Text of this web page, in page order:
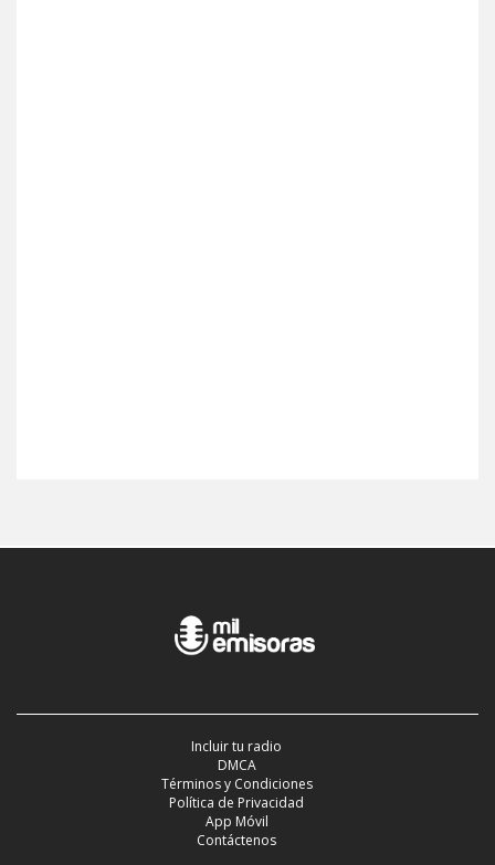
Incluir tu radio
DMCA
Términos y Condiciones
Política de Privacidad
App Móvil
Contáctenos